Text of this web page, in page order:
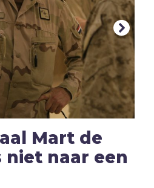
Mart de
niet naar een